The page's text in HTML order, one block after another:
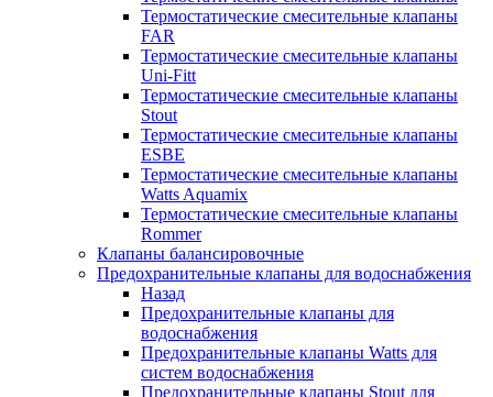
Термостатические смесительные клапаны
FAR
Термостатические смесительные клапаны
Uni-Fitt
Термостатические смесительные клапаны
Stout
Термостатические смесительные клапаны
ESBE
Термостатические смесительные клапаны
Watts Aquamix
Термостатические смесительные клапаны
Rommer
Клапаны балансировочные
Предохранительные клапаны для водоснабжения
Назад
Предохранительные клапаны для
водоснабжения
Предохранительные клапаны Watts для
систем водоснабжения
Предохранительные клапаны Stout для